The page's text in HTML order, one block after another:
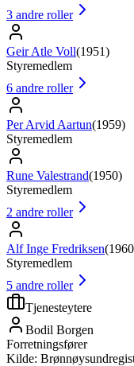
3 andre roller
Geir Atle Voll(1951)
Styremedlem
6 andre roller
Per Arvid Aartun(1959)
Styremedlem
Rune Valestrand(1950)
Styremedlem
2 andre roller
Alf Inge Fredriksen(1960
Styremedlem
5 andre roller
Tjenesteytere
Bodil Borgen
Forretningsfører
Kilde: